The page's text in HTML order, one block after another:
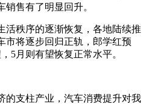
售有了明显回升。
活秩序的逐渐恢复，各地陆续推
市将逐步回归正轨，郎学红预
5月则有望恢复正常水平。
的支柱产业，汽车消费提升对我